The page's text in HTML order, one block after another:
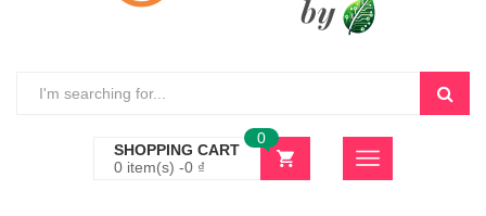
SHOPPING CART
0 item(s) -0 ₫
0